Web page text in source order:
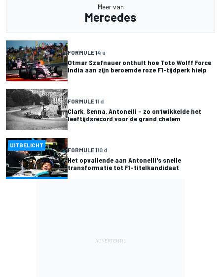
Meer van
Mercedes
FORMULE 14 u
Otmar Szafnauer onthult hoe Toto Wolff Force
India aan zijn beroemde roze F1-tijdperk hielp
FORMULE 11 d
Clark, Senna, Antonelli – zo ontwikkelde het
leeftijdsrecord voor de grand chelem
UITGELICHT
FORMULE 110 d
Het opvallende aan Antonelli's snelle
transformatie tot F1-titelkandidaat